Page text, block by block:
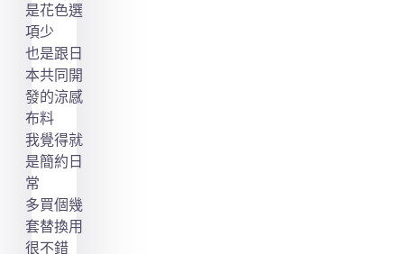
是花色選
項少
也是跟日
本共同開
發的涼感
布料
我覺得就
是簡約日
常
多買個幾
套替換用
很不錯